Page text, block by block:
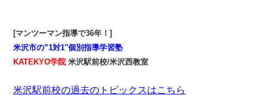
[マンツーマン指導で36年！]
米沢市の”1対1″個別指導学習塾
KATEKYO学院 米沢駅前校/米沢西教室
米沢駅前校の過去のトピックスはこちら